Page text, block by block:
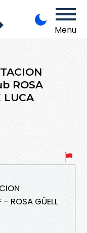
Menu
ROSA
LUCA
ROSA GÜELL